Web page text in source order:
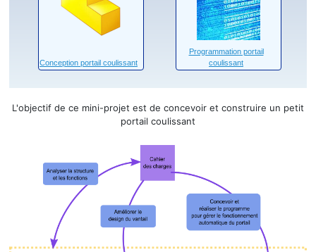
Conception portail coulissant
Programmation portail
coulissant
L'objectif de ce mini-projet est de concevoir et construire un petit
portail coulissant